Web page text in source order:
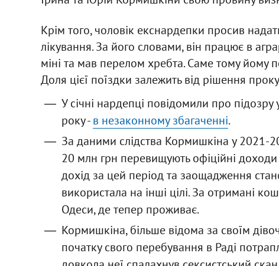
Крім того, чоловік екснардепки просив
лікування. За його словами, він працює в
міні та мав перелом хребта. Саме тому йому
Доля цієї поїздки залежить від рішення
У січні нардепці повідомили про
року -в незаконному збагаченні.
За даними слідства Кормишкіна у 2021-
20 млн грн перевищують офіційні
дохід за цей період та заощадження
використала на інші цілі. За отримані
Одеси, де тепер проживає.
Кормишкіна, більше відома за своїм
початку свого перебування в Раді